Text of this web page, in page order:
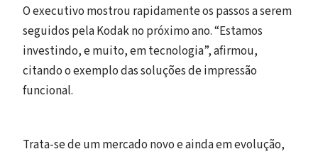
O executivo mostrou rapidamente os passos a serem
seguidos pela Kodak no próximo ano. “Estamos
investindo, e muito, em tecnologia”, afirmou,
citando o exemplo das soluções de impressão
funcional.
Trata-se de um mercado novo e ainda em evolução,